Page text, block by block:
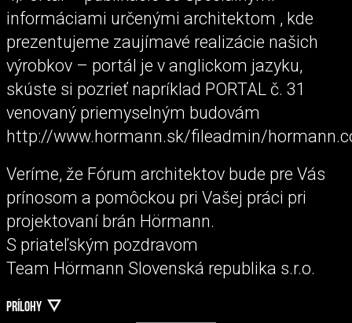
informáciami určenými architektom , kde
prezentujeme zaujímavé realizácie našich
výrobkov – portál je v anglickom jazyku,
skúste si pozrieť napríklad PORTAL č. 31
venovaný priemyselným budovám
http://www.hormann.sk/fileadmin/
Veríme, že Fórum architektov bude pre Vás
prínosom a pomôckou pri Vašej práci pri
projektovaní brán Hörmann.
S priateľským pozdravom
Team Hörmann Slovenská republika s.r.o.
PRÍLOHY